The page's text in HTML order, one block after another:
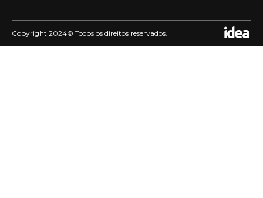
Copyright 2024© Todos os direitos reservados.